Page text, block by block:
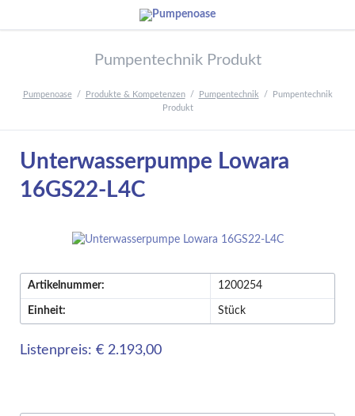
Pumpentechnik Produkt
Pumpenoase Produkte & Kompetenzen Pumpentechnik
Pumpentechnik
Produkt
Unterwasserpumpe Lowara
16GS22-L4C
Artikelnummer: 1200254
Einheit: Stück
Listenpreis: € 2.193,00